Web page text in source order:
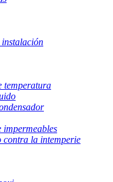
instalación
temperatura
impermeables
la intemperie